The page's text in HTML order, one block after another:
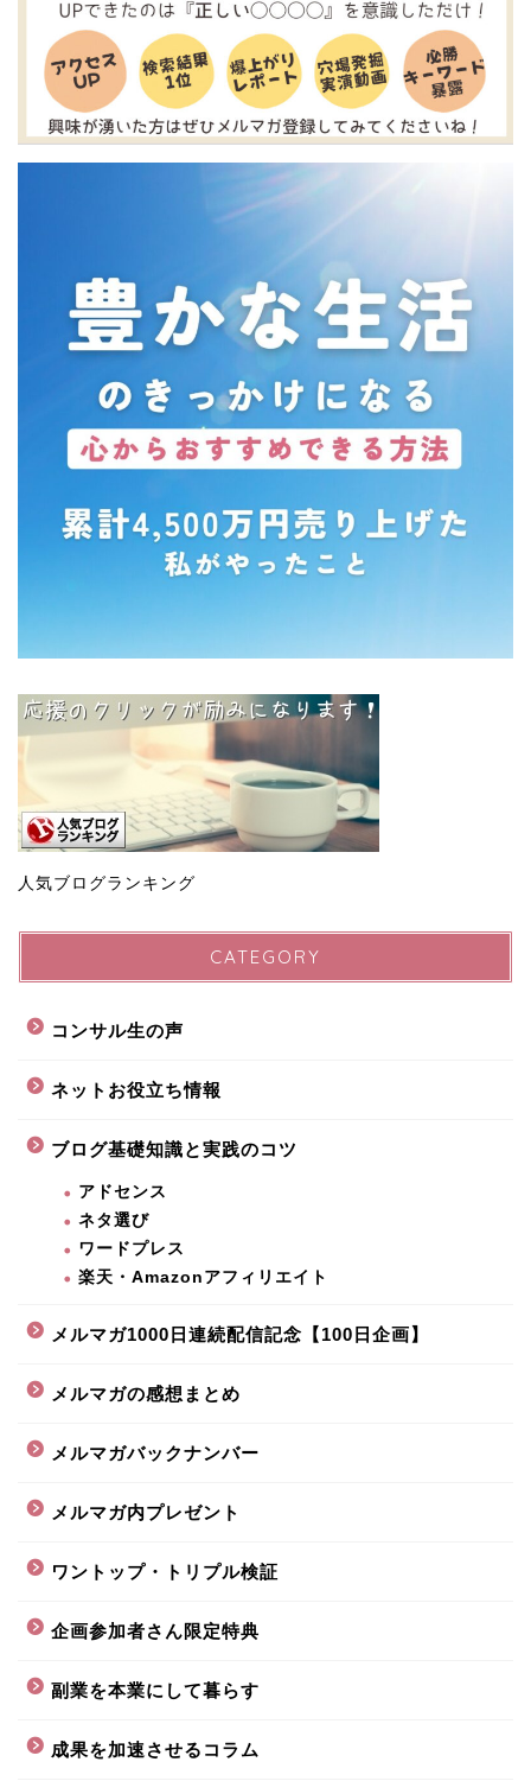
人気ブログランキング
CATEGORY
コンサル生の声
ネットお役立ち情報
ブログ基礎知識と実践のコツ
アドセンス
ネタ選び
ワードプレス
楽天・Amazonアフィリエイト
メルマガ1000日連続配信記念【100日企画】
メルマガの感想まとめ
メルマガバックナンバー
メルマガ内プレゼント
ワントップ・トリプル検証
企画参加者さん限定特典
副業を本業にして暮らす
成果を加速させるコラム